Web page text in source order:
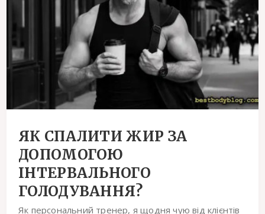
ЯК СПАЛИТИ ЖИР ЗА
ДОПОМОГОЮ
ІНТЕРВАЛЬНОГО
ГОЛОДУВАННЯ?
Як персональний тренер, я щодня чую від клієнтів